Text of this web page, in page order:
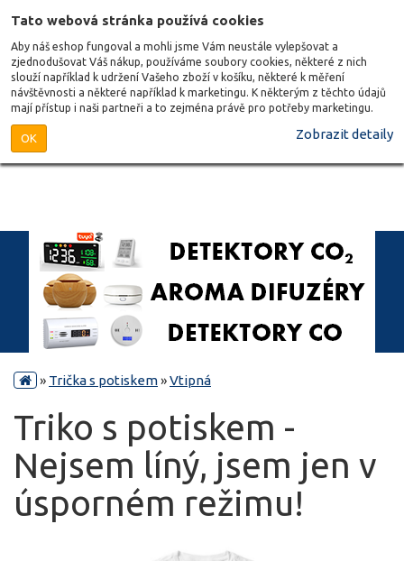
Tato webová stránka používá cookies
Aby náš eshop fungoval a mohli jsme Vám neustále vylepšovat a
zjednodušovat Váš nákup, používáme soubory cookies, některé z nich
slouží například k udržení Vašeho zboží v košíku, některé k měření
návštěvnosti a některé například k marketingu. K některým z těchto údajů
mají přístup i naši partneři a to zejména právě pro potřeby marketingu.
OK Zobrazit detaily
» Trička s potiskem»Vtipná
Triko s potiskem -
Nejsem líný, jsem jen v
úsporném režimu!